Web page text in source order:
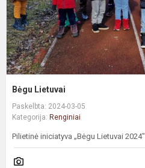
Bėgu Lietuvai
Paskelbta: 2024-03-05
Kategorija: Renginiai
Pilietinė iniciatyva „Bėgu Lietuvai 2024"